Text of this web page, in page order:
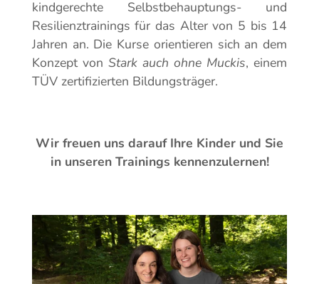
kindgerechte Selbstbehauptungs- und
Resilienztrainings für das Alter von 5 bis 14
Jahren an. Die Kurse orientieren sich an dem
Konzept von Stark auch ohne Muckis, einem
TÜV zertifizierten Bildungsträger.
Wir freuen uns darauf Ihre Kinder und Sie
in unseren Trainings kennenzulernen!